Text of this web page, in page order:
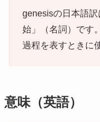
genesisの日本語
始」（名詞）です
過程を表すときに
意味（英語）